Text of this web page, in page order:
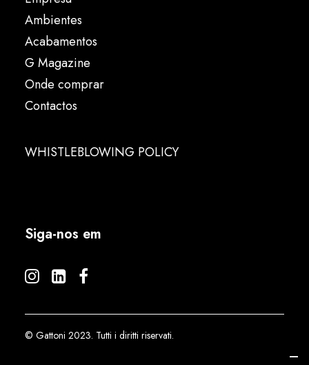
Ambientes
Acabamentos
G Magazine
Onde comprar
Contactos
WHISTLEBLOWING POLICY
Siga-nos em
© Gattoni 2023. Tutti i diritti riservati.